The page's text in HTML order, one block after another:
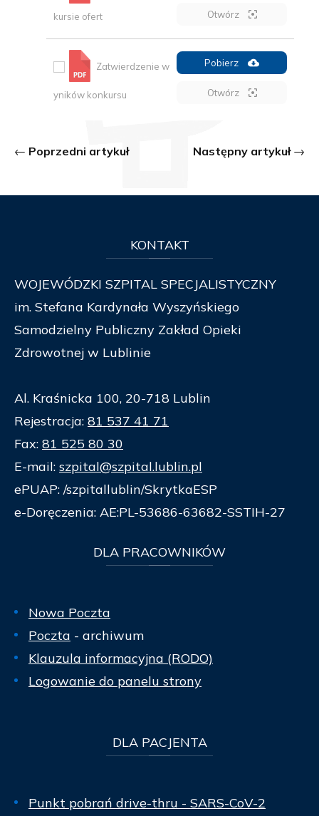
kursie ofert Otwórz
Zatwierdzenie w
yników konkursu
Pobierz
Otwórz
Poprzedni artykuł Następny artykuł
KONTAKT
WOJEWÓDZKI SZPITAL SPECJALISTYCZNY
im. Stefana Kardynała Wyszyńskiego
Samodzielny Publiczny Zakład Opieki
Zdrowotnej w Lublinie
Al. Kraśnicka 100, 20-718 Lublin
Rejestracja: 81 537 41 71
Fax: 81 525 80 30
E-mail: szpital@szpital.lublin.pl
ePUAP: /szpitallublin/SkrytkaESP
e-Doręczenia: AE:PL-53686-63682-SSTIH-27
DLA PRACOWNIKÓW
Nowa Poczta
Poczta - archiwum
Klauzula informacyjna (RODO)
Logowanie do panelu strony
DLAPACJENTA
Punkt pobrań drive-thru - SARS-CoV-2